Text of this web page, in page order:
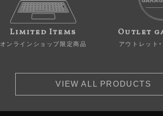
Limited Items
オンラインショップ限定商品
Outlet
アウトレット
VIEW ALL PRODUCTS